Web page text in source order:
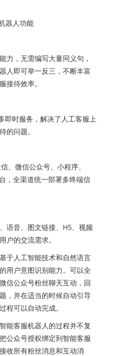
器人功能
，无需编写大量同义句，
人即可举一反三，不断丰富
接待效率。
时服务，解决了人工客服上
的问题。
微信公众号、小程序、
，全渠道统一部署多终端信
音、图文链接、H5、视频
户的交流需求。
人工智能技术和自然语言
用户意图识别能力。可以全
信公众号粉丝聊天互动，回
，并在适当的时候自动引导
程可以自动完成。
客服机器人的过程并不复
公众号授权绑定到智能客服
收所有粉丝消息和互动消